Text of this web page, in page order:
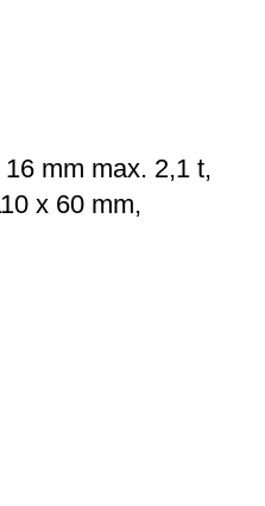
mm max. 2,1 t,
x 60 mm,